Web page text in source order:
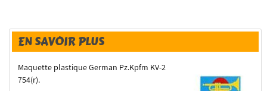
EN SAVOIR PLUS
Maquette plastique German Pz.Kpfm KV-2
754(r).